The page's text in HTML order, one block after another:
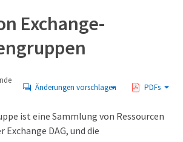
Exchange-
Änderungen vorschlagen PDFs
ist eine Sammlung von Ressourcen
DAG, und die